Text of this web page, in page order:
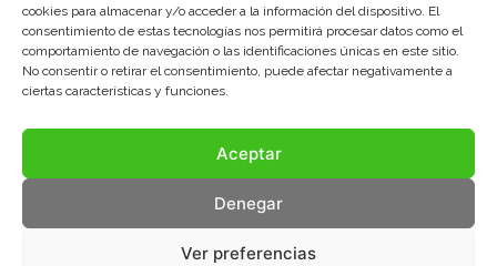
cookies para almacenar y/o acceder a la información del dispositivo. El
consentimiento de estas tecnologías nos permitirá procesar datos como el
comportamiento de navegación o las identificaciones únicas en este sitio.
No consentir o retirar el consentimiento, puede afectar negativamente a
ciertas características y funciones.
Aceptar
Denegar
Ver preferencias